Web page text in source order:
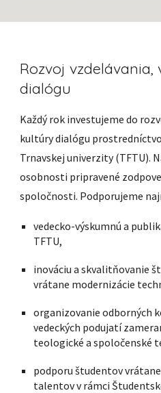
Rozvoj
dialógu
Každý rok investujeme do
kultúry dialógu
Trnavskej univerzity (TFTU).
osobnosti pripravené
spoločnosti. Podporujeme
vedecko-výskumnú a
TFTU,
inováciu a skvalitňovanie
vrátane modernizácie
organizovanie odborných
vedeckých podujatí
teologické a spoločenské
podporu študentov
talentov v rámci